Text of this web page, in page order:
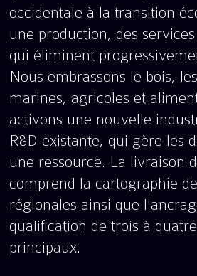
occidentale à la transition
une production, des
qui éliminent
Nous embrassons le bois,
marines, agricoles et
activons une nouvelle
R&D existante, qui gère les
une ressource. La livraison
comprend la cartographie
régionales ainsi que
qualification de trois à
principaux.